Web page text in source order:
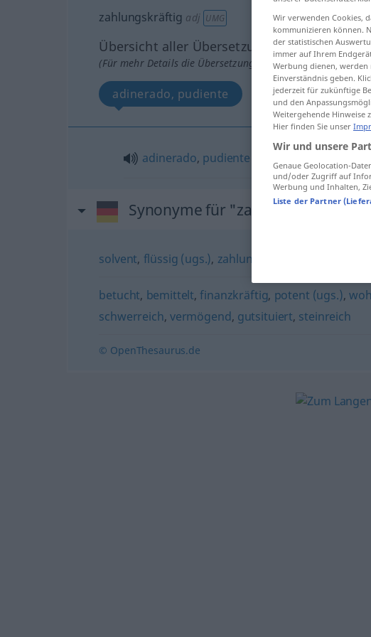
zahlungskräftig adj UMG
Übersicht aller Übersetzungen
(Für mehr Details die Übersetzung anklicken/antippen)
adinerado, pudiente
adinerado, pudiente
Synonyme für "zahlungskräftig"
solvent, flüssig (ugs.), zahlungsfähig
betucht, bemittelt,finanzkräftig, potent (ugs.),
schwerreich, vermögend, gutsituiert, steinreich
© OpenThesaurus.de
Wir verwenden Cookies,
kommunizieren können.
der statistischen
immer auf Ihrem
Werbung dienen, werden
Einverständnis geben.
jederzeit für zukünftige
und den
Weitergehende Hinweise
Hier finden Sie unser
Wir und unsere
Genaue Geolocation-
und/oder Zugriff auf
Werbung und Inhalten,
Liste der Partner